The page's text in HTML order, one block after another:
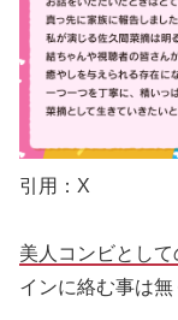
引用：X
美人コンビとし
インに絡む事は無